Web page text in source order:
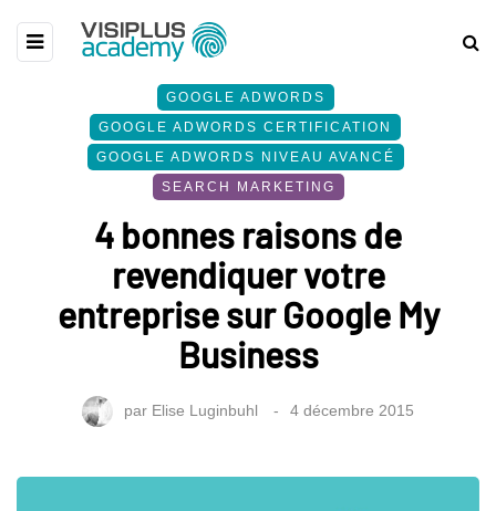
GOOGLE ADWORDS
GOOGLE ADWORDS CERTIFICATION
GOOGLE ADWORDS NIVEAU AVANCÉ
SEARCH MARKETING
4 bonnes raisons de
revendiquer votre
entreprise sur Google My
Business
par Elise Luginbuhl 4 décembre 2015